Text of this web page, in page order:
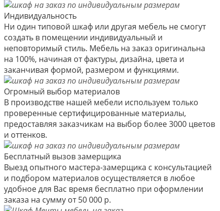
Индивидуальность
Ни один типовой шкаф или другая мебель не смогут
создать в помещении индивидуальный и
неповторимый стиль. Мебель на заказ оригинальна
на 100%, начиная от фактуры, дизайна, цвета и
заканчивая формой, размером и функциями.
Огромный выбор материалов
В производстве нашей мебели используем только
проверенные сертифицированные материалы,
предоставляя заказчикам на выбор более 3000 цветов
и оттенков.
Бесплатный вызов замерщика
Выезд опытного мастера-замерщика с консультацией
и подбором материалов осуществляется в любое
удобное для Вас время бесплатно при оформлении
заказа на сумму от 50 000 р.